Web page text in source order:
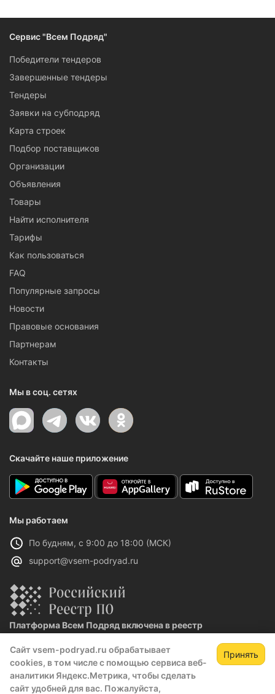
Сайт vsem-podryad.ru обрабатывает
cookies, в том числе с помощью сервиса веб-
аналитики Яндекс.Метрика, чтобы сделать
сайт удобней для вас. Пожалуйста,
Принять
Сервис "Всем Подряд"
Победители тендеров
Завершенные тендеры
Тендеры
Заявки на субподряд
Карта строек
Подбор поставщиков
Организации
Объявления
Товары
Найти исполнителя
Тарифы
Как пользоваться
FAQ
Популярные запросы
Новости
Правовые основания
Партнерам
Контакты
Мы в соц. сетях
Скачайте наше приложение
Мы работаем
По будням, с 9:00 до 18:00 (МСК)
support@vsem-podryad.ru
Платформа Всем Подряд включена в реестр
Реестровая запись №32021 от 06.02.2026